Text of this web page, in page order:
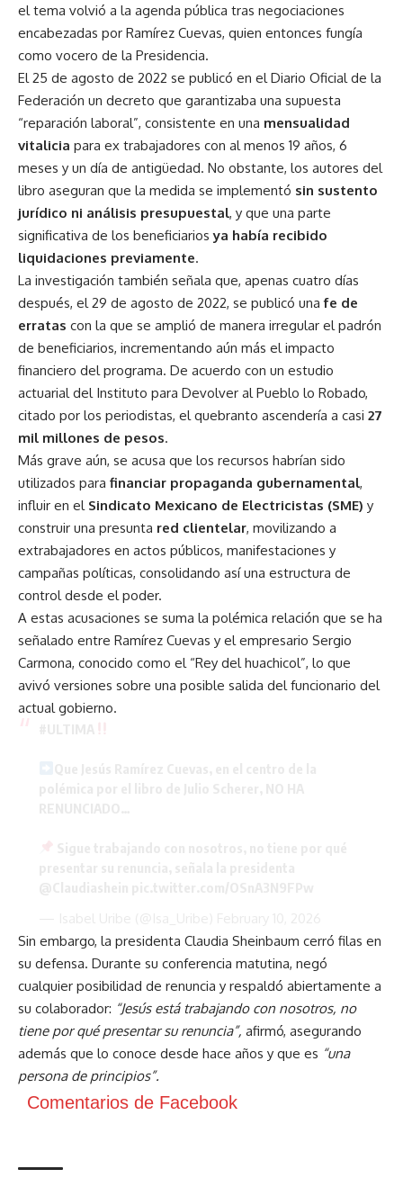
el tema volvió a la agenda pública tras negociaciones
encabezadas por Ramírez Cuevas, quien entonces fungía
como vocero de la Presidencia.
El 25 de agosto de 2022 se publicó en el Diario Oficial de la
Federación un decreto que garantizaba una supuesta
“reparación laboral”, consistente en una mensualidad
vitalicia para ex trabajadores con al menos 19 años, 6
meses y un día de antigüedad. No obstante, los autores del
libro aseguran que la medida se implementó sin sustento
jurídico ni análisis presupuestal, y que una parte
significativa de los beneficiariosya había recibido
liquidaciones previamente.
La investigación también señala que, apenas cuatro días
después, el 29 de agosto de 2022, se publicó unafe de
erratas con la que se amplió de manera irregular el padrón
de beneficiarios, incrementando aún más el impacto
financiero del programa. De acuerdo con un estudio
actuarial del Instituto para Devolver al Pueblo lo Robado,
citado por los periodistas, el quebranto ascendería a casi 27
mil millones de pesos.
Más grave aún, se acusa que los recursos habrían sido
utilizados para financiar propaganda gubernamental,
influir en el Sindicato Mexicano de Electricistas (SME) y
construir una presunta red clientelar, movilizando a
extrabajadores en actos públicos, manifestaciones y
campañas políticas, consolidando así una estructura de
control desde el poder.
A estas acusaciones se suma la polémica relación que se ha
señalado entre Ramírez Cuevas y el empresario Sergio
Carmona, conocido como el “Rey del huachicol”, lo que
avivó versiones sobre una posible salida del funcionario del
actual gobierno.
Sin embargo, la presidenta Claudia Sheinbaum cerró filas en
su defensa. Durante su conferencia matutina, negó
cualquier posibilidad de renuncia y respaldó abiertamente a
su colaborador: “Jesús está trabajando con nosotros, no
tiene por qué presentar su renuncia”, afirmó, asegurando
además que lo conoce desde hace años y que es “una
persona de principios”.
Comentarios de Facebook